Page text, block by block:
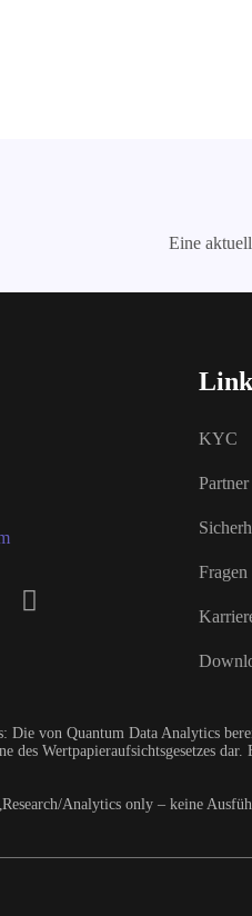
Eine
KYC
Partner
Die von Quantum Data Analytics
des Wertpapieraufsichtsgesetzes
Analytics only – keine